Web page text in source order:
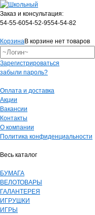
Заказ и консультация:
54-55-6054-52-9554-54-82
КорзинаВ корзине нет товаров
Зарегистрироваться
забыли пароль?
Оплата и доставка
Акции
Вакансии
Контакты
О компании
Политика конфиденциальности
Весь каталог
БУМАГА
ВЕЛОТОВАРЫ
ГАЛАНТЕРЕЯ
ИГРУШКИ
ИГРЫ